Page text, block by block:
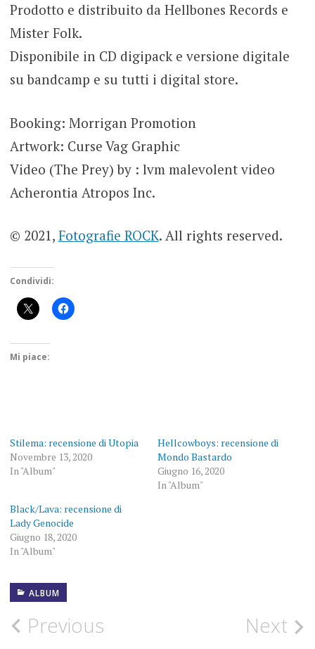
Prodotto e distribuito da Hellbones Records e
Mister Folk.
Disponibile in CD digipack e versione digitale
su bandcamp e su tutti i digital store.
Booking: Morrigan Promotion
Artwork: Curse Vag Graphic
Video (The Prey) by : lvm malevolent video
Acherontia Atropos Inc.
© 2021, Fotografie ROCK. All rights reserved.
Condividi:
Mi piace:
Stilema: recensione di Utopia
Novembre 13, 2020
In "Album"
Hellcowboys: recensione di
Mondo Bastardo
Giugno 16, 2020
In "Album"
Black/Lava: recensione di
Lady Genocide
Giugno 18, 2020
In "Album"
ALBUM
ALBUM
BLOODSHED
Post
Previous Next